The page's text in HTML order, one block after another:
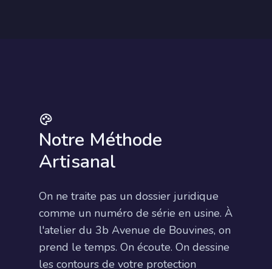
Notre Méthode
Artisanal
On ne traite pas un dossier juridique
comme un numéro de série en usine. À
l'atelier du 3b Avenue de Bouvines, on
prend le temps. On écoute. On dessine
les contours de votre protection